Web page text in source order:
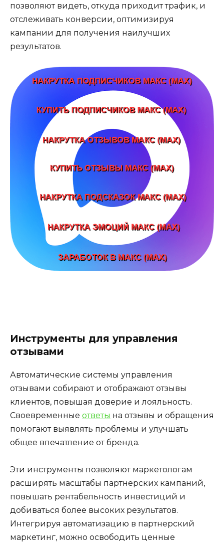
позволяют видеть, откуда приходит трафик, и
отслеживать конверсии, оптимизируя
кампании для получения наилучших
результатов.
Инструменты для управления
отзывами
Автоматические системы управления
отзывами собирают и отображают отзывы
клиентов, повышая доверие и лояльность.
Своевременные ответы на отзывы и обращения
помогают выявлять проблемы и улучшать
общее впечатление от бренда.
Эти инструменты позволяют маркетологам
расширять масштабы партнерских кампаний,
повышать рентабельность инвестиций и
добиваться более высоких результатов.
Интегрируя автоматизацию в партнерский
маркетинг, можно освободить ценные